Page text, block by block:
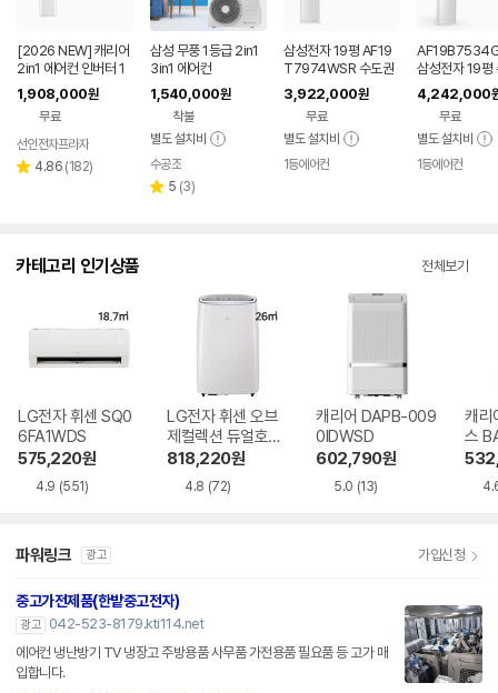
[2026 NEW] 캐리어
2in1 에어컨 인버터 1
등급 멀티형 wifi 17평
+6평 투인원 전국 설
치비포함
1,908,000원
무료
선인전자프라자
별 4.86 리
(182)
삼성 무풍 1등급 2in1
3in1 에어컨
1,540,000원
착불
별도 설치비
페이
수공조
별 5 리
(3)
삼성전자 19평 AF19
T7974WSR 수도권
기본설치 포함 투인원
에어컨
3,922,000원
무료
별도 설치비
1등에어컨
삼성전자 19평
기본설치 포함
에어컨
4,242,000
무료
별도 설치비
1등에어컨
카테고리 인기상품 전체보기
LG전자 휘센 SQ0
6FA1WDS
575,220원
4.9 (551)
LG전자 휘센 오브
제컬렉션 듀얼호스
PQ08FDWBS
818,220원
4.8 (72)
캐리어 DAPB-009
0IDWSD
602,790원
5.0 (13)
캐리
스
파워링크 광고 가입신청
중고가전제품(한밭중고전자)
광고
042-523-8179.kti114.net
에어컨 냉난방기 TV 냉장고 주방용품 사무품 가전용품 필요품 등 고가 매
입합니다.